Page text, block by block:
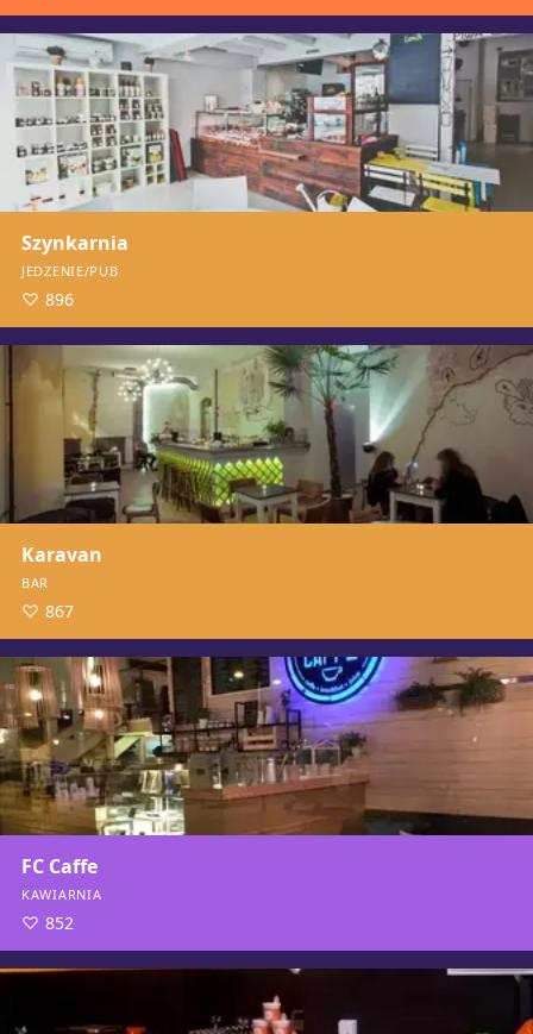
Szynkarnia
JEDZENIE/PUB
896
Karavan
BAR
867
FC Caffe
KAWIARNIA
852